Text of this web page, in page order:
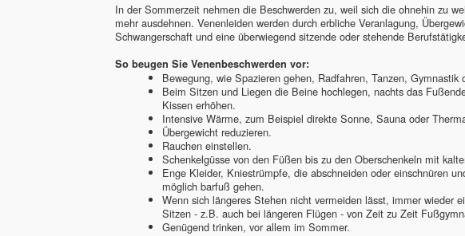
In der Sommerzeit nehmen die Beschwerden zu, weil sich die ohnehin zu
mehr ausdehnen. Venenleiden werden durch erbliche Veranlagung,
Schwangerschaft und eine überwiegend sitzende oder stehende
So beugen Sie Venenbeschwerden vor:
Bewegung, wie Spazieren gehen, Radfahren, Tanzen, Gymnastik
Beim Sitzen und Liegen die Beine hochlegen, nachts das
Kissen erhöhen.
Intensive Wärme, zum Beispiel direkte Sonne, Sauna oder
Übergewicht reduzieren.
Rauchen einstellen.
Schenkelgüsse von den Füßen bis zu den Oberschenkeln mit
Enge Kleider, Kniestrümpfe, die abschneiden oder einschnüren
möglich barfuß gehen.
Wenn sich längeres Stehen nicht vermeiden lässt, immer wieder
Sitzen - z.B. auch bei längeren Flügen - von Zeit zu Zeit
Genügend trinken, vor allem im Sommer.